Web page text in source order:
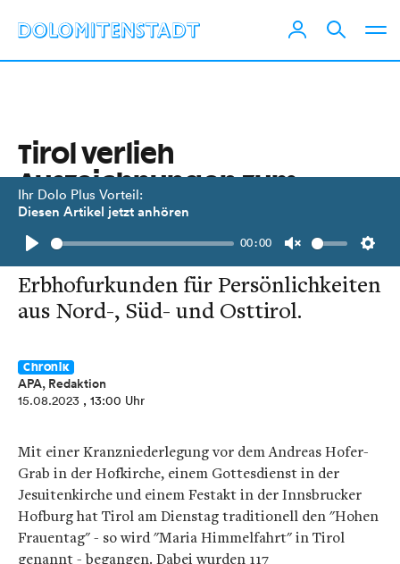
Ihr Dolo Plus Vorteil:
Diesen Artikel jetzt anhören
Play
00:00
Unmute
Tirol verlieh
Auszeichnungen zum
„Hohen Frauentag“
Verdienstmedaillen und
Erbhofurkunden für Persönlichkeiten
aus Nord-, Süd- und Osttirol.
Chronik
APA, Redaktion
15.08.2023 , 13:00 Uhr
Mit einer Kranzniederlegung vor dem Andreas Hofer-
Grab in der Hofkirche, einem Gottesdienst in der
Jesuitenkirche und einem Festakt in der Innsbrucker
Hofburg hat Tirol am Dienstag traditionell den "Hohen
Frauentag" - so wird "Maria Himmelfahrt" in Tirol
genannt - begangen. Dabei wurden 117